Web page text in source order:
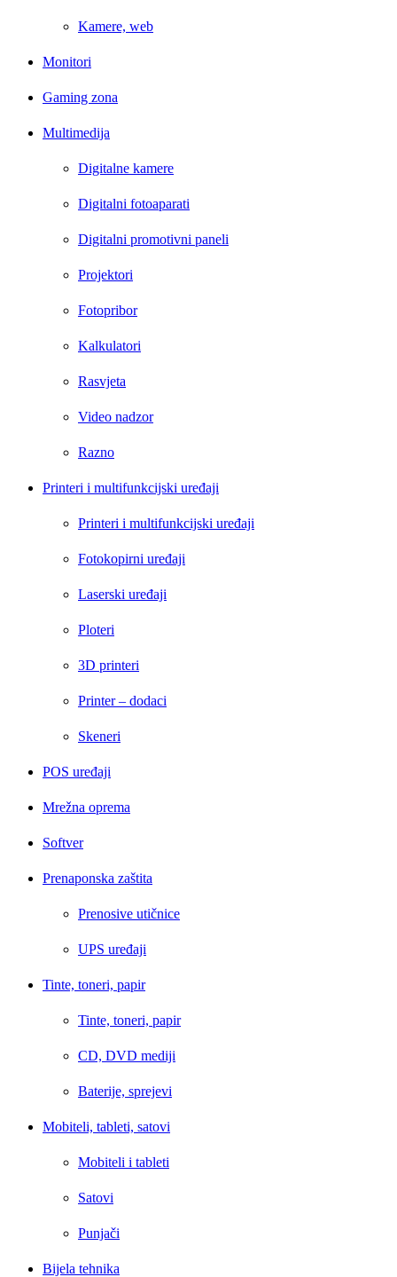
Kamere, web
Monitori
Gaming zona
Multimedija
Digitalne kamere
Digitalni fotoaparati
Digitalni promotivni paneli
Projektori
Fotopribor
Kalkulatori
Rasvjeta
Video nadzor
Razno
Printeri i multifunkcijski uređaji
Printeri i multifunkcijski uređaji
Fotokopirni uređaji
Laserski uređaji
Ploteri
3D printeri
Printer – dodaci
Skeneri
POS uređaji
Mrežna oprema
Softver
Prenaponska zaštita
Prenosive utičnice
UPS uređaji
Tinte, toneri, papir
Tinte, toneri, papir
CD, DVD mediji
Baterije, sprejevi
Mobiteli, tableti, satovi
Mobiteli i tableti
Satovi
Punjači
Bijela tehnika